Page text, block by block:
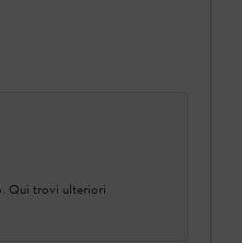
Qui trovi ulteriori